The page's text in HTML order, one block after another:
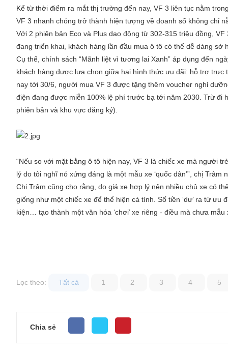
Kể từ thời điểm ra mắt thị trường đến nay, VF 3 liên tục nằm
VF 3 nhanh chóng trở thành hiện tượng về doanh số không chỉ
Với 2 phiên bản Eco và Plus dao động từ 302-315 triệu đồng,
đang triển khai, khách hàng lần đầu mua ô tô có thể dễ dàng
Cụ thể, chính sách “Mãnh liệt vì tương lai Xanh” áp dụng đến
khách hàng được lựa chọn giữa hai hình thức ưu đãi: hỗ trợ
nay tới 30/6, người mua VF 3 được tặng thêm voucher nghỉ
điện đang được miễn 100% lệ phí trước bạ tới năm 2030. Trừ đi
phiên bản và khu vực đăng ký).
“Nếu so với mặt bằng ô tô hiện nay, VF 3 là chiếc xe mà người
lý do tôi nghĩ nó xứng đáng là một mẫu xe ‘quốc dân’”, chị Trâm
Chị Trâm cũng cho rằng, do giá xe hợp lý nên nhiều chủ xe có
giống như một chiếc xe để thể hiện cá tính. Số tiền ‘dư’ ra từ
kiện… tạo thành một văn hóa ‘chơi’ xe riêng - điều mà chưa
Lọc theo: Tất cả 1 2 3 4 5
Chia sẻ